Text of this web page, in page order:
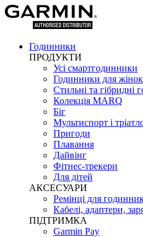
Годинники
ПРОДУКТИ
Усі смартгодинники
Годинники для жінок
Стильні та гібридні
Колекція MARQ
Біг
Мультиспорт і
Пригоди
Плавання
Дайвінг
Фітнес-трекери
Для дітей
АКСЕСУАРИ
Ремінці для
Кабелі, адаптери,
ПІДТРИМКА
Garmin Pay